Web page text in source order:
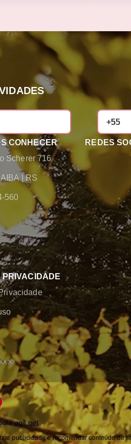
CONHECER
Scherer 716
|RS
560
REDES
PRIVACIDADE
agil.net
publicidade e recomendar conteúdo de